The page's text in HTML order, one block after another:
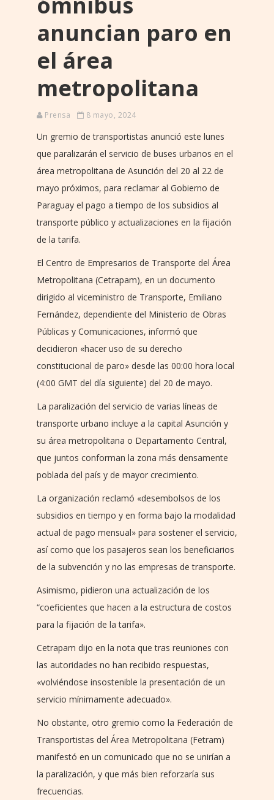
anuncian paro en
el área
metropolitana
Prensa 8 mayo, 2024
Un gremio de transportistas anunció este lunes
que paralizarán el servicio de buses urbanos en el
área metropolitana de Asunción del 20 al 22 de
mayo próximos, para reclamar al Gobierno de
Paraguay el pago a tiempo de los subsidios al
transporte público y actualizaciones en la fijación
de la tarifa.
El Centro de Empresarios de Transporte del Área
Metropolitana (Cetrapam), en un documento
dirigido al viceministro de Transporte, Emiliano
Fernández, dependiente del Ministerio de Obras
Públicas y Comunicaciones, informó que
decidieron «hacer uso de su derecho
constitucional de paro» desde las 00:00 hora local
(4:00 GMT del día siguiente) del 20 de mayo.
La paralización del servicio de varias líneas de
transporte urbano incluye a la capital Asunción y
su área metropolitana o Departamento Central,
que juntos conforman la zona más densamente
poblada del país y de mayor crecimiento.
La organización reclamó «desembolsos de los
subsidios en tiempo y en forma bajo la modalidad
actual de pago mensual» para sostener el servicio,
así como que los pasajeros sean los beneficiarios
de la subvención y no las empresas de transporte.
Asimismo, pidieron una actualización de los
“coeficientes que hacen a la estructura de costos
para la fijación de la tarifa».
Cetrapam dijo en la nota que tras reuniones con
las autoridades no han recibido respuestas,
«volviéndose insostenible la presentación de un
servicio mínimamente adecuado».
No obstante, otro gremio como la Federación de
Transportistas del Área Metropolitana (Fetram)
manifestó en un comunicado que no se unirían a
la paralización, y que más bien reforzaría sus
frecuencias.